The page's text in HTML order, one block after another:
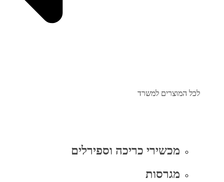
לכל המוצרים למשרד
מכשירי כריכה וספירלים
מגרסות